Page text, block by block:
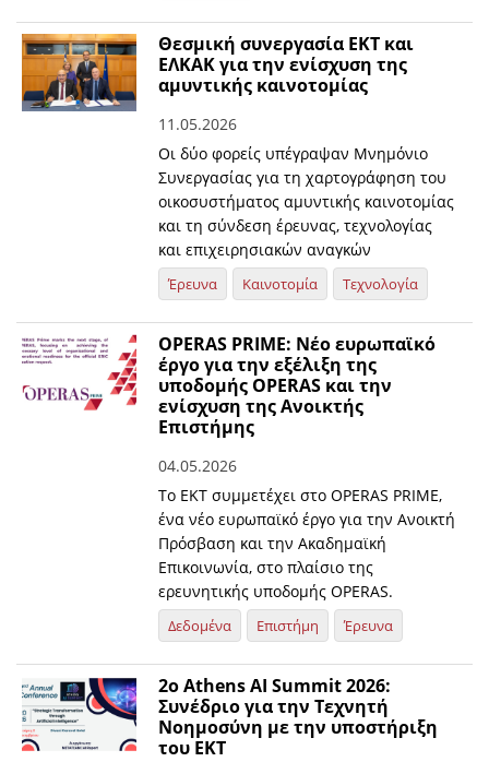
Θεσμική συνεργασία ΕΚΤ και
ΕΛΚΑΚ για την ενίσχυση της
αμυντικής καινοτομίας
11.05.2026
Οι δύο φορείς υπέγραψαν Μνημόνιο
Συνεργασίας για τη χαρτογράφηση του
οικοσυστήματος αμυντικής καινοτομίας
και τη σύνδεση έρευνας, τεχνολογίας
και επιχειρησιακών αναγκών
Έρευνα Καινοτομία Τεχνολογία
OPERAS PRIME: Νέο ευρωπαϊκό
έργο για την εξέλιξη της
υποδομής OPERAS και την
ενίσχυση της Ανοικτής
Επιστήμης
04.05.2026
Το ΕΚΤ συμμετέχει στο OPERAS PRIME,
ένα νέο ευρωπαϊκό έργο για την Ανοικτή
Πρόσβαση και την Ακαδημαϊκή
Επικοινωνία, στο πλαίσιο της
ερευνητικής υποδομής OPERAS.
Δεδομένα Επιστήμη Έρευνα
2o Athens AI Summit 2026:
Συνέδριο για την Τεχνητή
Νοημοσύνη με την υποστήριξη
του ΕΚΤ